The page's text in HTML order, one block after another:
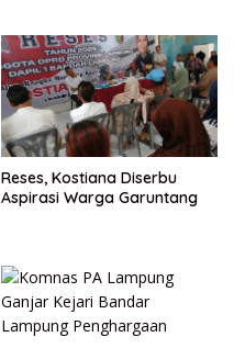
Reses, Kostiana Diserbu
Aspirasi Warga Garuntang